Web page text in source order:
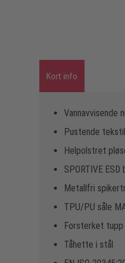
Kort info
Vannavvisende
Pustende
Helpolstret
SPORTIVE
Metallfri
TPU/PU såle
Forsterket tupp
Tåhette i stål